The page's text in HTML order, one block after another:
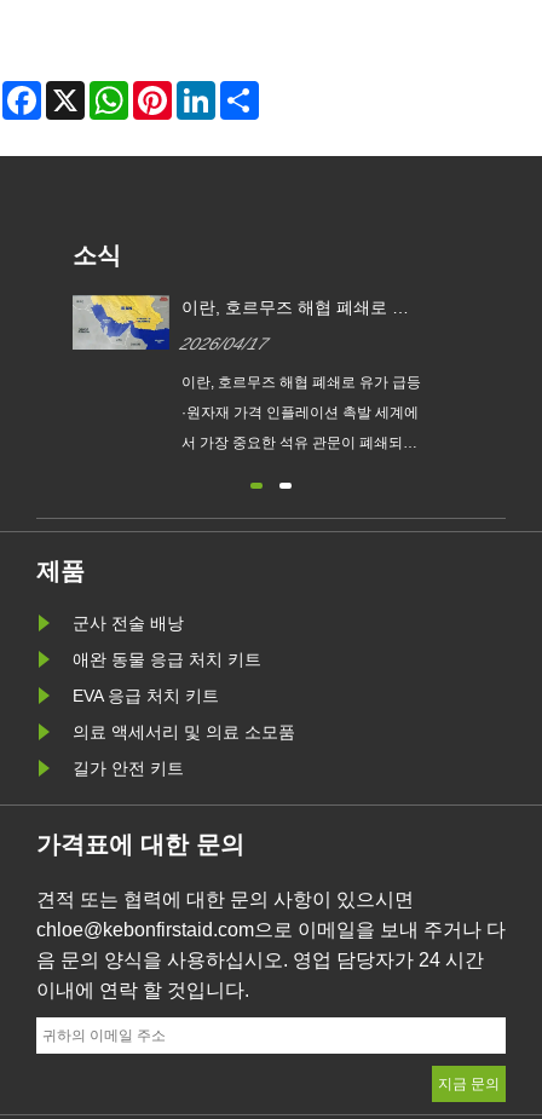
Facebook WhatsAppPinterestLinkedIn
소식
이란, 호르무즈 해협 폐쇄로 유
촉발
2026/04/17
이란, 호르무즈 해협 폐쇄로 유가 급등
·원자재 가격 인플레이션 촉발 세계에
서 가장 중요한 석유 관문이 폐쇄되어
17일 중동의 긴장이 극적으로 고조되
서 가장 중요한 석유 운송 경로인 호르
무즈 해협을 공식적으로 폐쇄했습니
다. 전 세계 석유 무역과 LNG 운송의
국이 선언한 대로 현재 항해 금지령을
받고 있습니다. 폐쇄로 인해 원유 가
격......
제품
군사 전술 배낭
애완 동물 응급 처치 키트
EVA 응급 처치 키트
의료 액세서리 및 의료 소모품
길가 안전 키트
가격표에 대한 문의
견적 또는 협력에 대한 문의 사항이 있으시면
chloe@kebonfirstaid.com으로 이메일을 보내 주거나 다
음 문의 양식을 사용하십시오. 영업 담당자가 24 시간
이내에 연락 할 것입니다.